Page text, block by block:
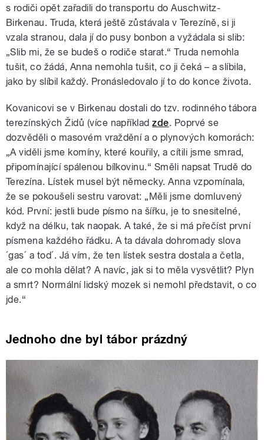
s rodiči opět zařadili do transportu do Auschwitz-
Birkenau. Truda, která ještě zůstávala v Terezíně, si ji
vzala stranou, dala jí do pusy bonbon a vyžádala si slib:
„Slib mi, že se budeš o rodiče starat.“ Truda nemohla
tušit, co žádá, Anna nemohla tušit, co ji čeká – a slíbila,
jako by slíbil každý. Pronásledovalo jí to do konce života.
Kovanicovi se v Birkenau dostali do tzv. rodinného tábora
terezínských Židů (více napříkladzde. Poprvé se
dozvěděli o masovém vraždění a o plynových komorách:
„A viděli jsme komíny, které kouřily, a cítili jsme smrad,
připomínající spálenou bílkovinu.“ Směli napsat Trudě do
Terezína. Lístek musel být německy. Anna vzpomínala,
že se pokoušeli sestru varovat: „Měli jsme domluvený
kód. První: jestli bude písmo na šířku, je to snesitelné,
když na délku, tak naopak. A také, že si má přečíst první
písmena každého řádku. A ta dávala dohromady slova
´gas´ a tod´. Já vím, že ten lístek sestra dostala a četla,
ale co mohla dělat? A navíc, jak si to měla vysvětlit? Plyn
a smrt? Normální lidský mozek si nemohl představit, o co
jde.“
Jednoho dne byl tábor prázdný